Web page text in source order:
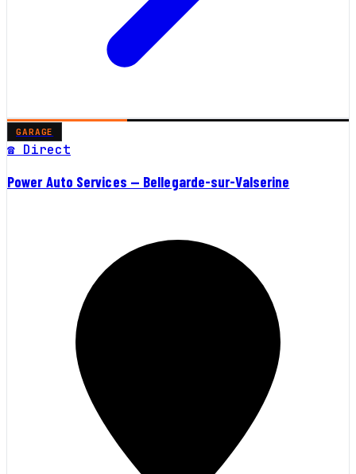
GARAGE
☎ Direct
Power Auto Services — Bellegarde-sur-Valserine